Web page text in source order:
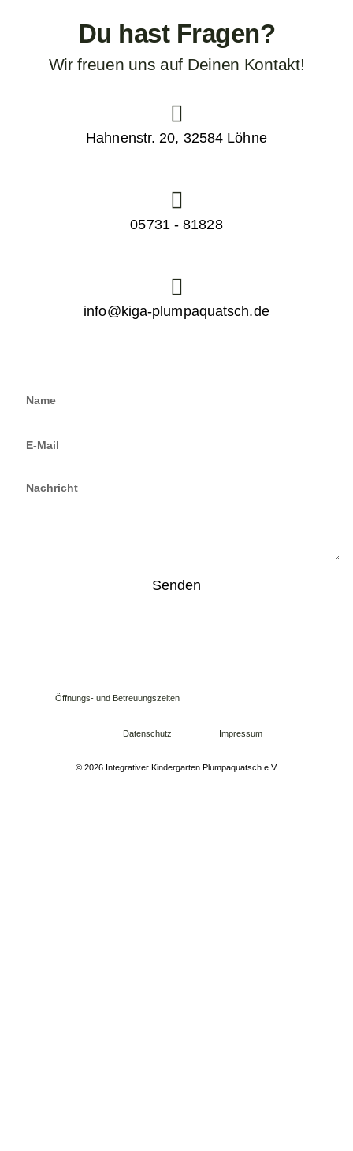
Du hast Fragen?
Wir freuen uns auf Deinen Kontakt!
Hahnenstr. 20, 32584 Löhne
05731 - 81828
info@kiga-plumpaquatsch.de
Senden
Öffnungs- und Betreuungszeiten
Datenschutz Impressum
© 2026 Integrativer Kindergarten Plumpaquatsch e.V.